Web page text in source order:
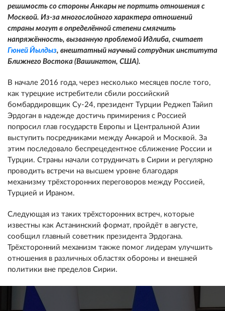
решимость со стороны Анкары не портить отношения с
Москвой. Из-за многослойного характера отношений
страны могут в определённой степени смягчить
напряжённость, вызванную проблемой Идлиба, считает
Гюней Йылдыз, внештатный научный сотрудник института
Ближнего Востока (Вашингтон, США).
В начале 2016 года, через несколько месяцев после того,
как турецкие истребители сбили российский
бомбардировщик Су-24, президент Турции Реджеп Тайип
Эрдоган в надежде достичь примирения с Россией
попросил глав государств Европы и Центральной Азии
выступить посредниками между Анкарой и Москвой. За
этим последовало беспрецедентное сближение России и
Турции. Страны начали сотрудничать в Сирии и регулярно
проводить встречи на высшем уровне благодаря
механизму трёхсторонних переговоров между Россией,
Турцией и Ираном.
Следующая из таких трёхсторонних встреч, которые
известны как Астанинский формат, пройдёт в августе,
сообщил главный советник президента Эрдогана.
Трёхсторонний механизм также помог лидерам улучшить
отношения в различных областях обороны и внешней
политики вне пределов Сирии.